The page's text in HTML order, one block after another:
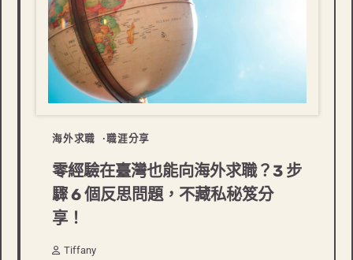
海外求職 職涯分享
零經驗在臺灣也能向海外求職？3 步
驟 6 個反思問題，不藏私秘笈分
享！
Tiffany